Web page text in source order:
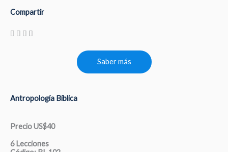
Compartir
Saber más
Antropología Bíblica
Precio US$40
6 Lecciones